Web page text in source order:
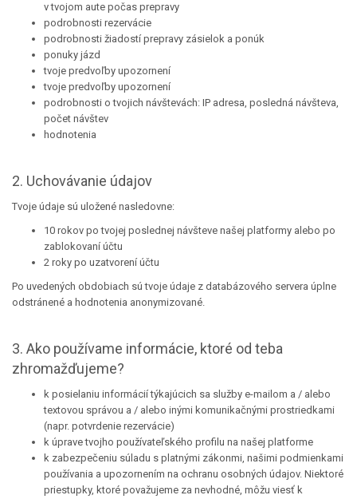
v tvojom aute počas prepravy
podrobnosti rezervácie
podrobnosti žiadostí prepravy zásielok a ponúk
ponuky jázd
tvoje predvoľby upozornení
tvoje predvoľby upozornení
podrobnosti o tvojich návštevách: IP adresa, posledná návšteva,
počet návštev
hodnotenia
2. Uchovávanie údajov
Tvoje údaje sú uložené nasledovne:
10 rokov po tvojej poslednej návšteve našej platformy alebo po
zablokovaní účtu
2 roky po uzatvorení účtu
Po uvedených obdobiach sú tvoje údaje z databázového servera úplne
odstránené a hodnotenia anonymizované.
3. Ako používame informácie, ktoré od teba
zhromažďujeme?
k posielaniu informácií týkajúcich sa služby e-mailom a / alebo
textovou správou a / alebo inými komunikačnými prostriedkami
(napr. potvrdenie rezervácie)
k úprave tvojho používateľského profilu na našej platforme
k zabezpečeniu súladu s platnými zákonmi, našimi podmienkami
používania a upozornením na ochranu osobných údajov. Niektoré
priestupky, ktoré považujeme za nevhodné, môžu viesť k